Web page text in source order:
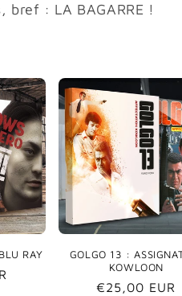
bref : LA BAGARRE !
RAY
GOLGO 13 :
KOWLOON
Prix
€25,00 EUR